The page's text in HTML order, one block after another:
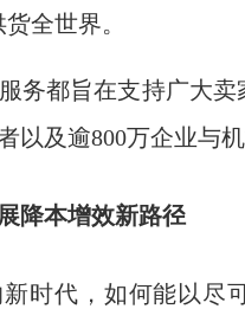
全世界。
务都旨在支持广大
以及逾800万企业与机
降本增效新路径
时代，如何能以尽